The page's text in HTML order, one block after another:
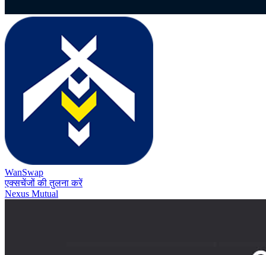
WanSwap
एक्सचेंजों की तुलना करें
Nexus Mutual